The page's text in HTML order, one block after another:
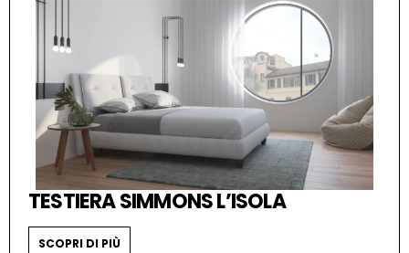
TESTIERA SIMMONS L’ISOLA
SCOPRI DI PIÙ